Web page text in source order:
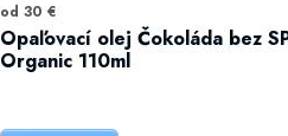
od 30 €
Opaľovací olej Čokoláda bez
Organic 110ml